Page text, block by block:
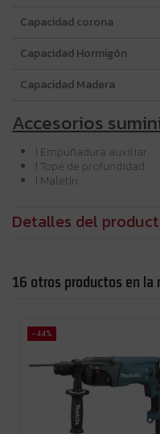
Capacidad corona
Capacidad Hormigón
Capacidad Madera
Accesorios
1 Empuñadura auxiliar.
1 Tope de profundidad.
1 Maletín.
Detalles del
16 otros productos en la
-44%